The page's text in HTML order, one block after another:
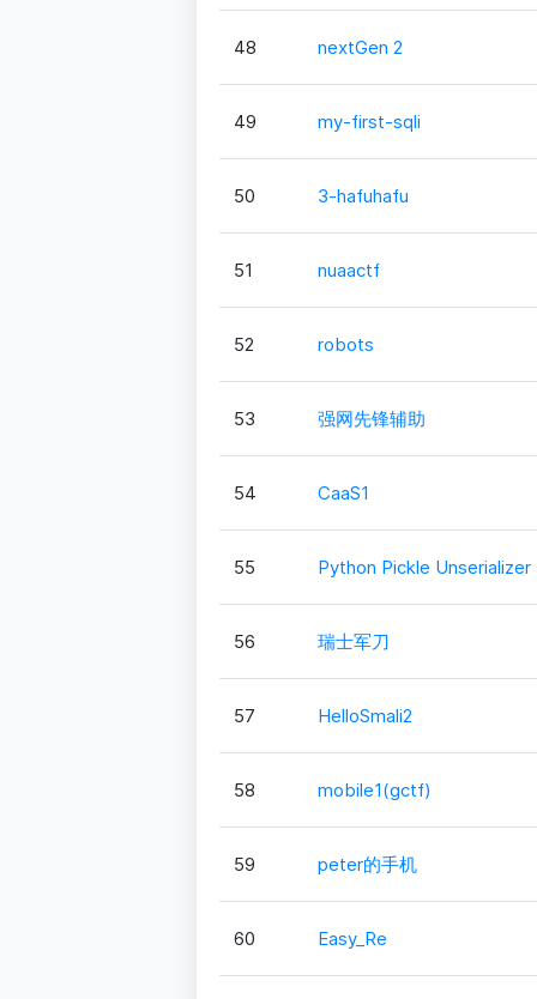
48 nextGen 2
49 my-first-sqli
50 3-hafuhafu
51 nuaactf
52 robots
53 强网先锋辅助
54 CaaS1
55 Python Pickle Unserializer
56 瑞士军刀
57 HelloSmali2
58 mobile1(gctf)
59 peter的手机
60 Easy_Re